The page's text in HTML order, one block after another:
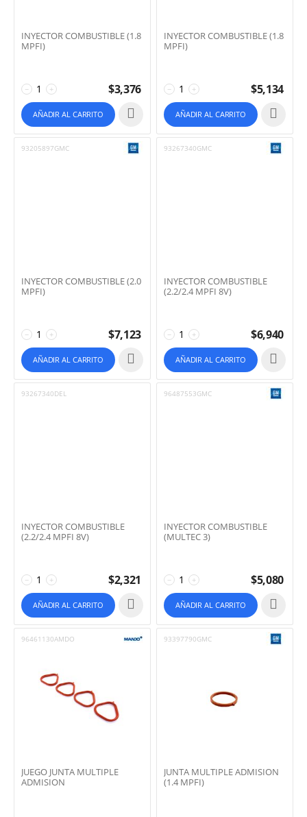
INYECTOR COMBUSTIBLE (1.8
MPFI)
+
− $3,376
AÑADIR AL CARRITO
INYECTOR COMBUSTIBLE (1.8
MPFI)
+
− $5,134
AÑADIR AL CARRITO
93205897GMC
INYECTOR COMBUSTIBLE (2.0
MPFI)
+
− $7,123
AÑADIR AL CARRITO
93267340GMC
INYECTOR COMBUSTIBLE
(2.2/2.4 MPFI 8V)
+
− $6,940
AÑADIR AL CARRITO
93267340DEL
INYECTOR COMBUSTIBLE
(2.2/2.4 MPFI 8V)
+
− $2,321
AÑADIR AL CARRITO
96487553GMC
INYECTOR COMBUSTIBLE
(MULTEC 3)
+
− $5,080
AÑADIR AL CARRITO
96461130AMDO
JUEGO JUNTA MULTIPLE
ADMISION
93397790GMC
JUNTA MULTIPLE ADMISION
(1.4 MPFI)